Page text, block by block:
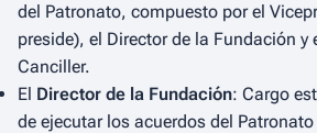
del Patronato, compuesto por el
preside), el Director de la Fundación y
Canciller.
El Director de la Fundación: Cargo
de ejecutar los acuerdos del